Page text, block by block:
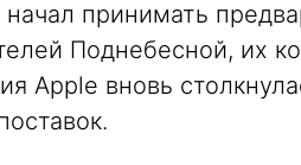
принимать
Поднебесной, их
Apple вновь